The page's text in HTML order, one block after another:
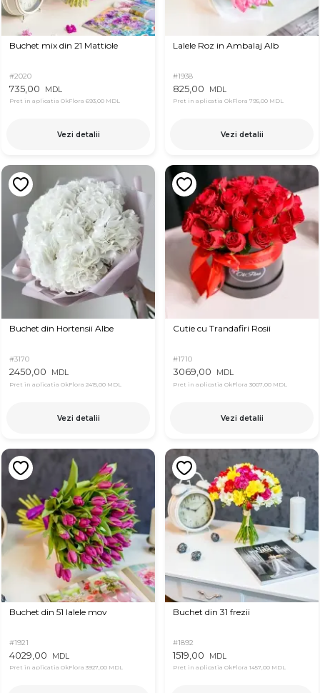
Buchet mix din 21 Mattiole
#2020
735,00 MDL
Pret in aplicatia OkFlora 693,00 MDL
Vezi detalii
Lalele Roz in Ambalaj Alb
#1938
825,00 MDL
Pret in aplicatia OkFlora 795,00 MDL
Vezi detalii
Buchet din Hortensii Albe
#3170
2450,00 MDL
Pret in aplicatia OkFlora 2415,00 MDL
Vezi detalii
Cutie cu Trandafiri Rosii
#1710
3069,00 MDL
Pret in aplicatia OkFlora 3007,00 MDL
Vezi detalii
Buchet din 51 lalele mov
#1921
4029,00 MDL
Pret in aplicatia OkFlora 3927,00 MDL
Buchet din 31 frezii
#1892
1519,00 MDL
Pret in aplicatia OkFlora 1457,00 MDL